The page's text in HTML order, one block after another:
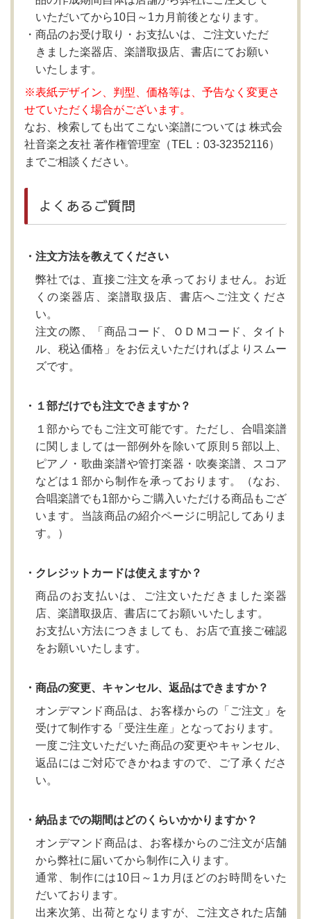
いただいてから10日～1カ月前後となります。
商品のお受け取り・お支払いは、ご注文いただ
きました楽器店、楽譜取扱店、書店にてお願い
いたします。
※表紙デザイン、判型、価格等は、予告なく変更さ
せていただく場合がございます。
なお、検索しても出てこない楽譜については 株式会
社音楽之友社 著作権管理室（TEL：03-32352116）
までご相談ください。
よくあるご質問
・注文方法を教えてください
弊社では、直接ご注文を承っておりません。お近
くの楽器店、楽譜取扱店、書店へご注文くださ
い。
注文の際、「商品コード、ＯＤＭコード、タイト
ル、税込価格」をお伝えいただければよりスムー
ズです。
・１部だけでも注文できますか？
１部からでもご注文可能です。ただし、合唱楽譜
に関しましては一部例外を除いて原則５部以上、
ピアノ・歌曲楽譜や管打楽器・吹奏楽譜、スコア
などは１部から制作を承っております。（なお、
合唱楽譜でも1部からご購入いただける商品もござ
います。当該商品の紹介ページに明記してありま
す。）
・クレジットカードは使えますか？
商品のお支払いは、ご注文いただきました楽器
店、楽譜取扱店、書店にてお願いいたします。
お支払い方法につきましても、お店で直接ご確認
をお願いいたします。
・商品の変更、キャンセル、返品はできますか？
オンデマンド商品は、お客様からの「ご注文」を
受けて制作する「受注生産」となっております。
一度ご注文いただいた商品の変更やキャンセル、
返品にはご対応できかねますので、ご了承くださ
い。
・納品までの期間はどのくらいかかりますか？
オンデマンド商品は、お客様からのご注文が店舗
から弊社に届いてから制作に入ります。
通常、制作には10日～1カ月ほどのお時間をいた
だいております。
出来次第、出荷となりますが、ご注文された店舗